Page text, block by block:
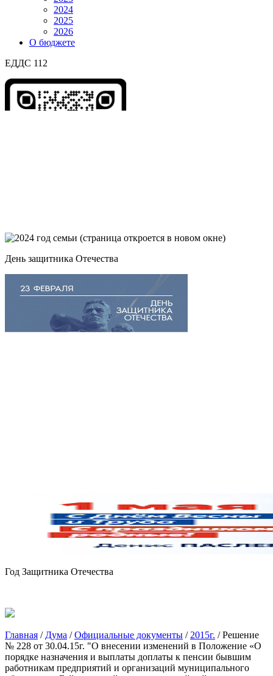
2024
2025
2026
О бюджете
ЕДДС 112
День защитника Отечества
Год Защитника Отечества
Главная / Дума /Официальные документы / 2015г. /Решение
№ 228 от 30.04.15г. "О внесении изменений в Положение «О
порядке назначения и выплаты доплаты к пенсии бывшим
работникам предприятий и организаций муниципального